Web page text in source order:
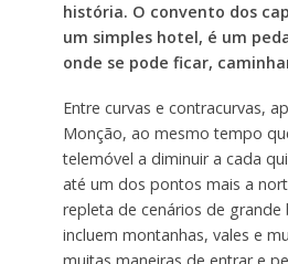
história. O convento dos
um simples hotel, é um
onde se pode ficar,
Entre curvas e contracurvas,
Monção, ao mesmo tempo
telemóvel a diminuir a cada
até um dos pontos mais a
repleta de cenários de grande
incluem montanhas, vales e